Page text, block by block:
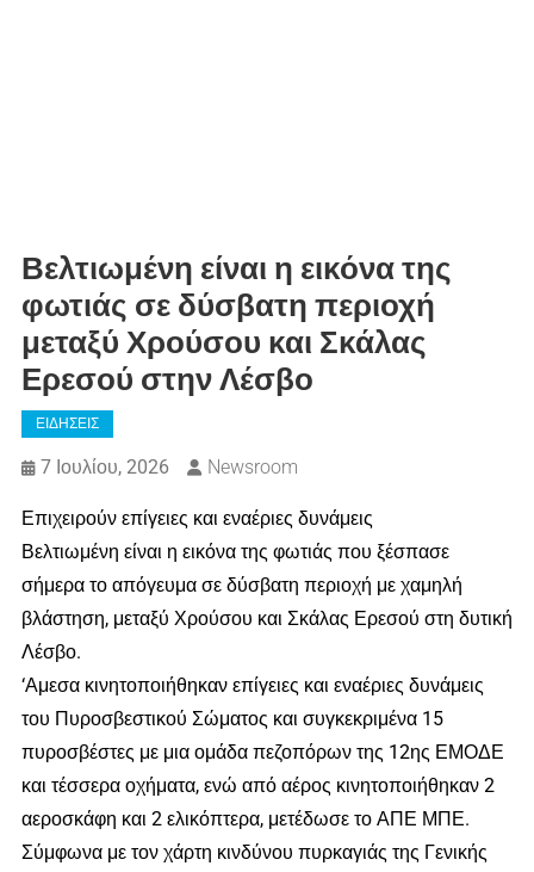
Βελτιωμένη είναι η εικόνα της
φωτιάς σε δύσβατη περιοχή
μεταξύ Χρούσου και Σκάλας
Ερεσού στην Λέσβο
ΕΙΔΗΣΕΙΣ
7 Ιουλίου, 2026 Newsroom
Επιχειρούν επίγειες και εναέριες δυνάμεις
Βελτιωμένη είναι η εικόνα της φωτιάς που ξέσπασε
σήμερα το απόγευμα σε δύσβατη περιοχή με χαμηλή
βλάστηση, μεταξύ Χρούσου και Σκάλας Ερεσού στη δυτική
Λέσβο.
‘Αμεσα κινητοποιήθηκαν επίγειες και εναέριες δυνάμεις
του Πυροσβεστικού Σώματος και συγκεκριμένα 15
πυροσβέστες με μια ομάδα πεζοπόρων της 12ης ΕΜΟΔΕ
και τέσσερα οχήματα, ενώ από αέρος κινητοποιήθηκαν 2
αεροσκάφη και 2 ελικόπτερα, μετέδωσε το ΑΠΕ ΜΠΕ.
Σύμφωνα με τον χάρτη κινδύνου πυρκαγιάς της Γενικής